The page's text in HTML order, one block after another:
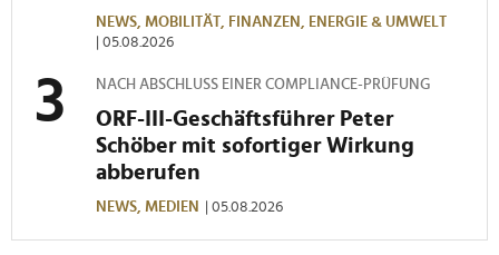
NEWS, MOBILITÄT, FINANZEN,
ENERGIE & UMWELT
| 05.08.2026
NACH ABSCHLUSS EINER COMPLIANCE-PRÜFUNG
ORF-III-Geschäftsführer Peter
Schöber mit sofortiger Wirkung
abberufen
NEWS, MEDIEN | 05.08.2026